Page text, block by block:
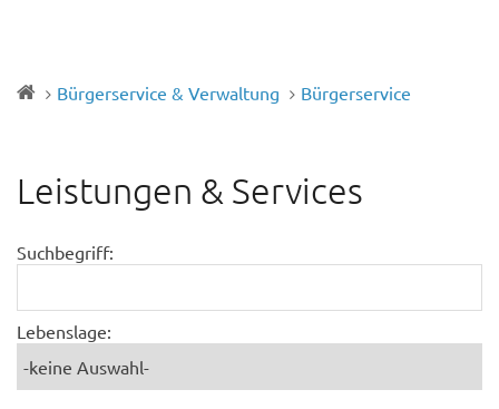
Bürgerservice & Verwaltung Bürgerservice
Leistungen & Services
Suchbegriff:
Lebenslage: